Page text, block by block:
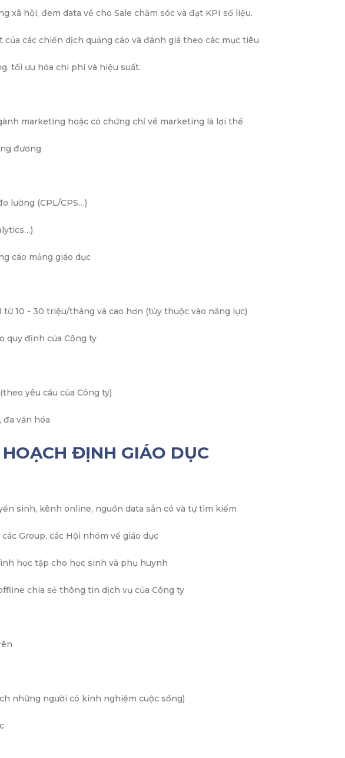
xã hội, đem data về cho Sale chăm sóc và đạt KPI số liệu.
các chiến dịch quảng cáo và đánh giá theo các mục tiêu
tối ưu hóa chi phí và hiệu suất.
marketing hoặc có chứng chỉ về marketing là lợi thế
đương
lường (CPL/CPS…)
cáo mảng giáo dục
10 - 30 triệu/tháng và cao hơn (tùy thuộc vào năng lực)
quy định của Công ty
yêu cầu của Công ty)
văn hóa
ĐỊNH GIÁO DỤC
sinh, kênh online, nguồn data sẵn có và tự tìm kiếm
Group, các Hội nhóm về giáo dục
học tập cho học sinh và phụ huynh
chia sẻ thông tin dịch vụ của Công ty
những người có kinh nghiệm cuộc sống)